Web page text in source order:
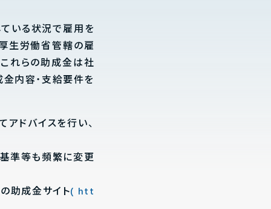
いる状況で雇用を
生労働省管轄の雇
れらの助成金は社
内容・支給要件を
ドバイスを行い、
準等も頻繁に変更
助成金サイト( htt